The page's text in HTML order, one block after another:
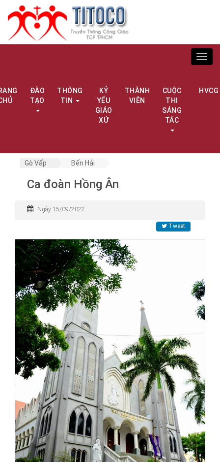
ĐÀO
TẠO
THÔNG
TIN
KỶ
YẾU
GIÁO
XỨ
THÀNH
VIÊN
CUỘC
THI
SÁNG
TÁC
HVCG
Gò Vấp Bến Hải
Ca đoàn Hồng Ân
Ngày 15/09/2022
Tweet